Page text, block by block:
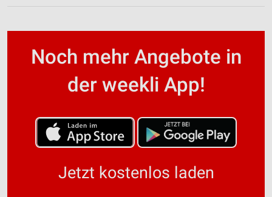
Noch mehr Angebote in
der weekli App!
Jetzt kostenlos laden